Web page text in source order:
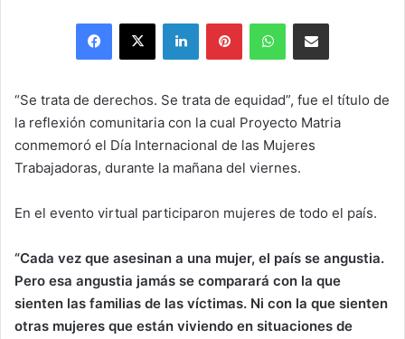
email
Facebook
X LinkedInPinterestWhatsAppShare via Email
“Se trata de derechos. Se trata de equidad”, fue el título de
la reflexión comunitaria con la cual Proyecto Matria
conmemoró el Día Internacional de las Mujeres
Trabajadoras, durante la mañana del viernes.
En el evento virtual participaron mujeres de todo el país.
“Cada vez que asesinan a una mujer, el país se angustia.
Pero esa angustia jamás se comparará con la que
sienten las familias de las víctimas. Ni con la que sienten
otras mujeres que están viviendo en situaciones de